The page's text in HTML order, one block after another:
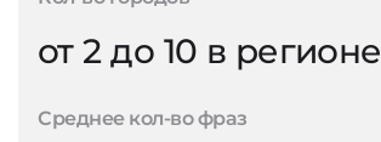
от 2 до 10 в регионе
Среднее кол-во фраз